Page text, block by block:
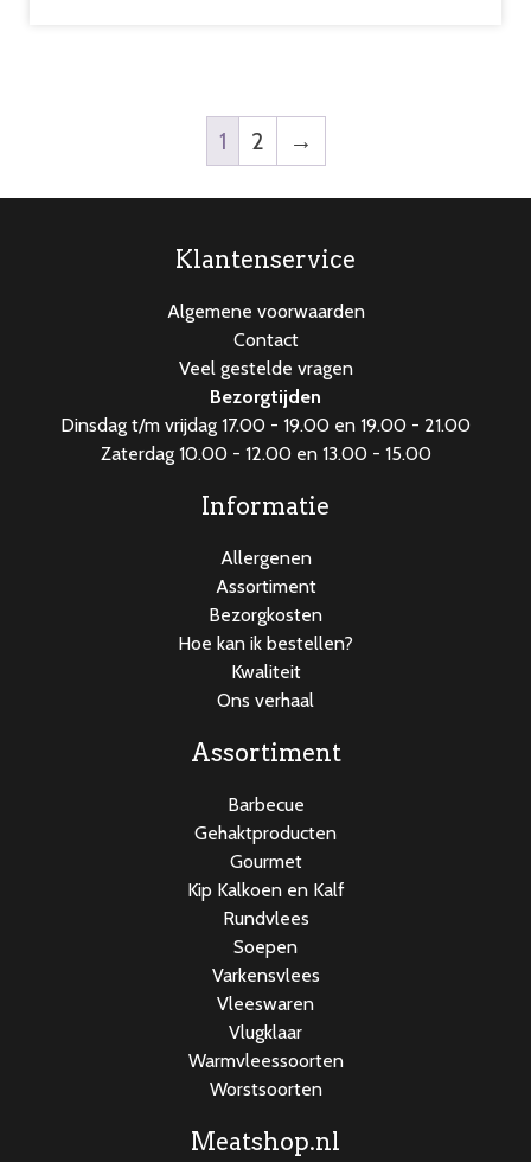
1 2 →
Klantenservice
Algemene voorwaarden
Contact
Veel gestelde vragen
Bezorgtijden
Dinsdag t/m vrijdag 17.00 - 19.00 en 19.00 - 21.00
Zaterdag 10.00 - 12.00 en 13.00 - 15.00
Informatie
Allergenen
Assortiment
Bezorgkosten
Hoe kan ik bestellen?
Kwaliteit
Ons verhaal
Assortiment
Barbecue
Gehaktproducten
Gourmet
Kip Kalkoen en Kalf
Rundvlees
Soepen
Varkensvlees
Vleeswaren
Vlugklaar
Warmvleessoorten
Worstsoorten
Meatshop.nl